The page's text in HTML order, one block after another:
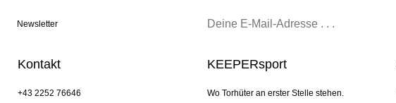
Newsletter
Kontakt
+43 2252 76646
KEEPERsport
Wo Torhüter an erster Stelle stehen.